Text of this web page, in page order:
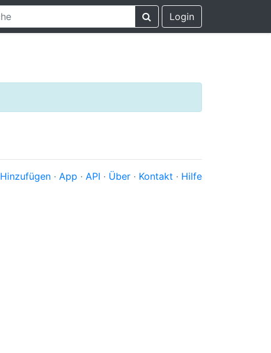
Login
Hinzufügen · App · API · Über · Kontakt · Hilfe